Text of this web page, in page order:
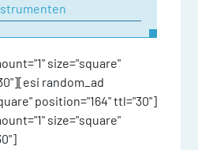
size="square"
random_ad
position="164" ttl="30"]
size="square"